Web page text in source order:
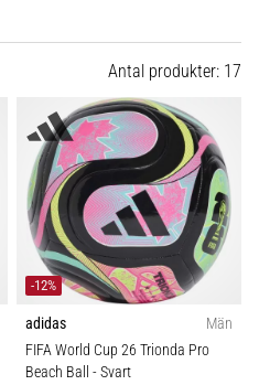
Antal produkter: 17
-12%
adidas
Män
FIFA World Cup 26 Trionda Pro
Beach Ball - Svart